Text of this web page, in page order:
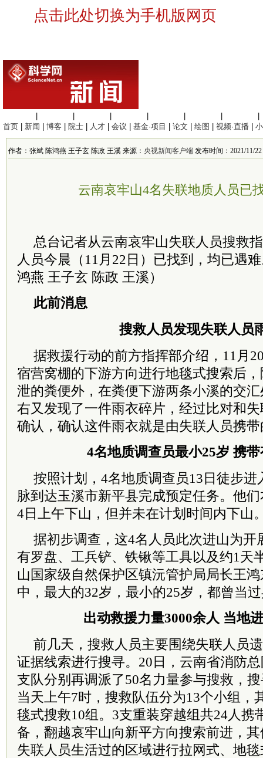
点击此处切换为手机版网页
首页
新闻 博客 院士 人才 会议 基金·项目 论文 绘图 视频·直播
作者：张斌 陈鸿燕 王子玄 陈政 王溪 来源： 央视新闻客户端 发布时间：2021/11/22
云南哀牢山4名失联地质人员已
总台记者从云南哀牢山失联人员搜救
人员今晨（11月22日）已找到，均已遇
鸿燕 王子玄 陈政 王溪）
此前消息
搜救人员发现失联人员
据救援行动的前方指挥部介绍，11月
宿营窝棚的下游方向进行地毯式搜索后
泄的粪便外，在粪便下游两条小溪的交
右又发现了一件雨衣碎片，经过比对和
确认，确认这件雨衣就是由失联人员携
4名地质调查员最小25岁 携
按照计划，4名地质调查员13日徒步
脉到达玉溪市新平县完成预定任务。他
4日上午下山，但并未在计划时间内下山
据初步调查，这4名人员此次进山为开
有罗盘、工兵铲、铁锹等工具以及约1天
山国家级自然保护区镇沅管护局局长王
中，最大的32岁，最小的25岁，都曾当
出动救援力量3000余人 当地
前几天，搜救人员主要围绕失联人员
证据线索进行搜寻。20日，云南省消防
支队分别再调派了50名力量参与搜救，
当天上午7时，搜救队伍分为13个小组，
毯式搜救10组。3支重装穿越组共24人携
备，翻越哀牢山向新平方向搜索前进，
失联人员生活过的区域进行拉网式、地